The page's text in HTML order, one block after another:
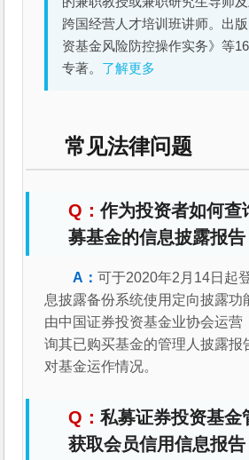
跨国经营人才培训班讲师。出
资基金风险防控操作实务》等
专著。 了解更多
常见法律问题
作为投资者如何查
募基金的信息披露报告
可于2020年2月14日起
息披露备份系统使用定向披露功
由中国证券投资基金业协会运营
询其已购买基金的管理人披露报
对基金运作情况。
私募证券投资基金
获取会员信用信息报告